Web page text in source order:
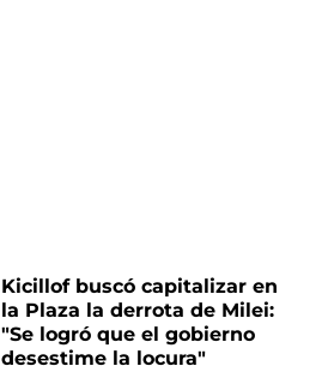
Kicillof buscó capitalizar en
la Plaza la derrota de Milei:
"Se logró que el gobierno
desestime la locura"